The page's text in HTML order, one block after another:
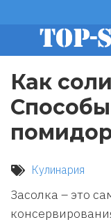
основному
содержанию
footer
menu
Как
Кулинария
Засолка – это